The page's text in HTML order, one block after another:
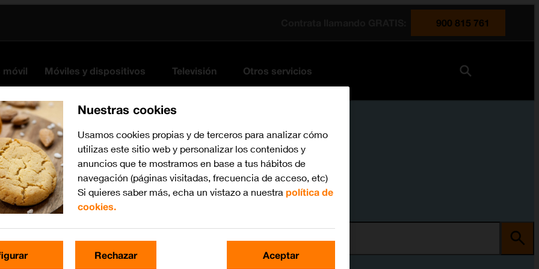
900 815 761
móvil Móviles y dispositivos Televisión Otros servicios
Nuestras cookies
Usamos cookies propias y de terceros para analizar cómo
utilizas este sitio web y personalizar los contenidos y
anuncios que te mostramos en base a tus hábitos de
navegación (páginas visitadas, frecuencia de acceso, etc)
Si quieres saber más, echa un vistazo a nuestra política de
cookies.
Rechazar Aceptar